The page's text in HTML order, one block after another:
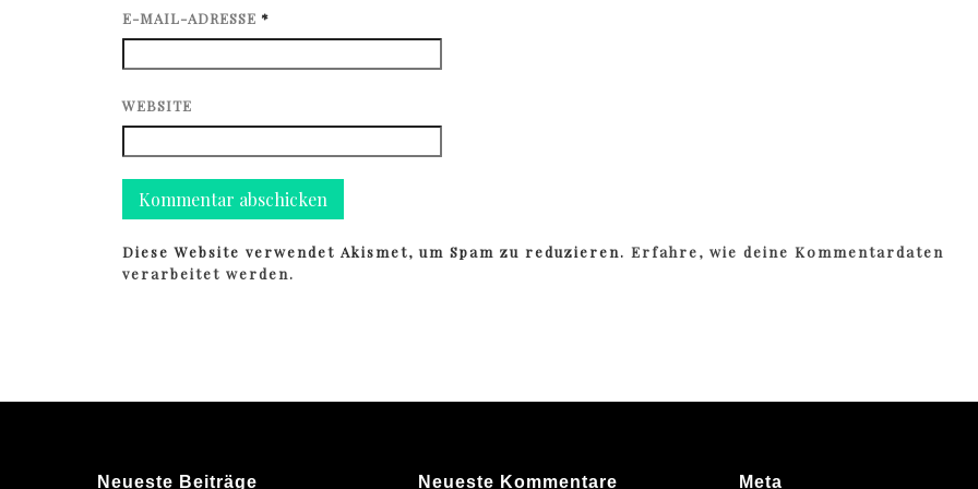
E-MAIL-ADRESSE *
WEBSITE
Diese Website verwendet Akismet, um Spam zu reduzieren.Erfahre, wie deine Kommentardaten
verarbeitet werden.
Neueste Beiträge Neueste Kommentare Meta